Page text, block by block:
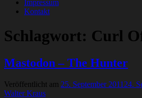
Impressum
Kontakt
Schlagwort: Curl
Mastodon – The Hunter
Veröffentlicht am 25. September 2011 24.
Walter Kraus